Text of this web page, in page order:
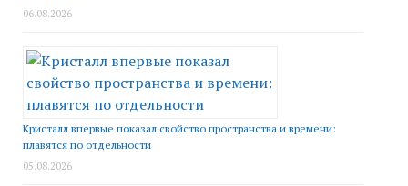
06.08.2026
Кристалл впервые показал свойство пространства и времени:
плавятся по отдельности
05.08.2026